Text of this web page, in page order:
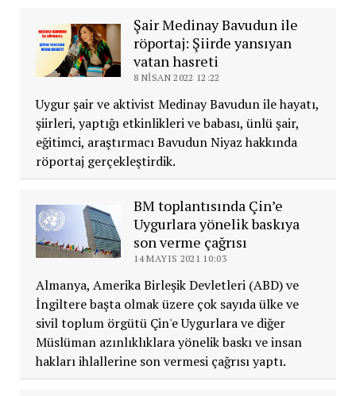
Şair Medinay Bavudun ile
röportaj: Şiirde yansıyan
vatan hasreti
8 NISAN 2022 12:22
Uygur şair ve aktivist Medinay Bavudun ile hayatı,
şiirleri, yaptığı etkinlikleri ve babası, ünlü şair,
eğitimci, araştırmacı Bavudun Niyaz hakkında
röportaj gerçekleştirdik.
BM toplantısında Çin’e
Uygurlara yönelik baskıya
son verme çağrısı
14 MAYIS 2021 10:03
Almanya, Amerika Birleşik Devletleri (ABD) ve
İngiltere başta olmak üzere çok sayıda ülke ve
sivil toplum örgütü Çin'e Uygurlara ve diğer
Müslüman azınlıklıklara yönelik baskı ve insan
hakları ihlallerine son vermesi çağrısı yaptı.